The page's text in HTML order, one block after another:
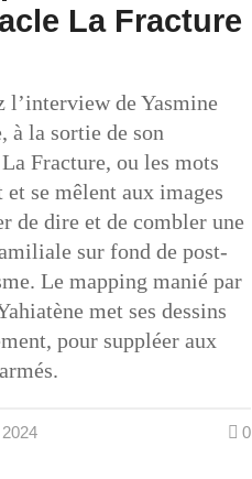
La Fracture
l’interview de Yasmine
à la sortie de son
Fracture, ou les mots
et se mêlent aux images
de dire et de combler une
sur fond de post-
Le mapping manié par
met ses dessins
pour suppléer aux
0